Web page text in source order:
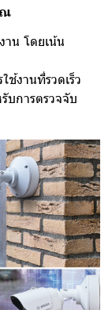
ณ
าน โดยเน้น
ช้งานที่รวดเร็ว
บการตรวจจับ